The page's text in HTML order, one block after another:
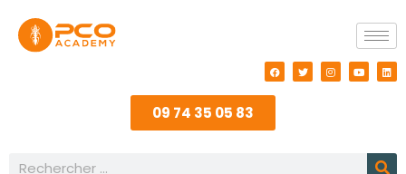
09 74 35 05 83